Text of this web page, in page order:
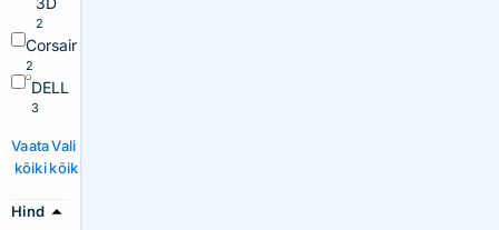
2
Corsair
2
DELL
3
Vaata
kõiki
Vali
kõik
Hind